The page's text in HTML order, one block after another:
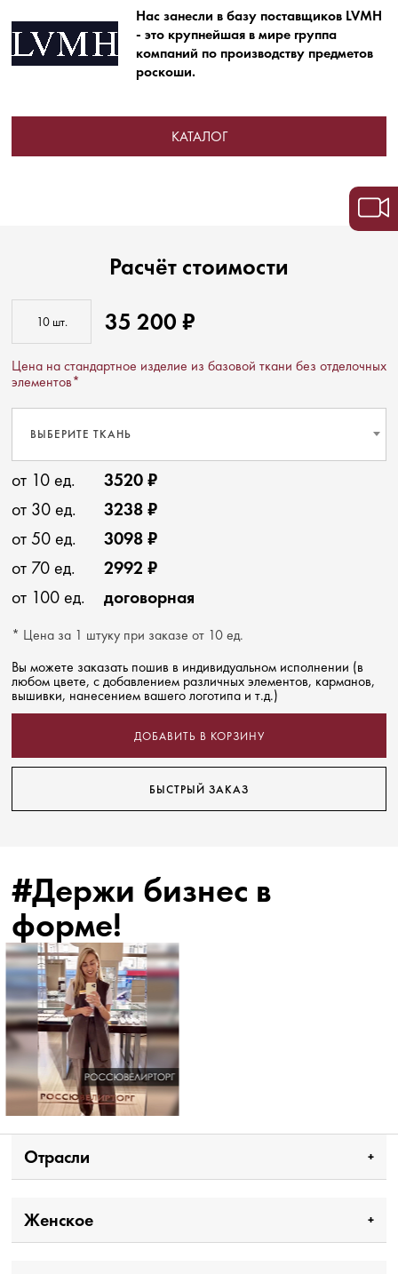
Нас занесли в базу поставщиков LVMH
- это крупнейшая в мире группа
компаний по производству предметов
роскоши.
КАТАЛОГ
Расчёт стоимости
35 200 ₽
Цена на стандартное изделие из базовой ткани без отделочных
элементов*
ВЫБЕРИТЕ ТКАНЬ
от 10 ед.
3520 ₽
от 30 ед.
3238 ₽
от 50 ед.
3098 ₽
от 70 ед.
2992 ₽
от 100 ед.
договорная
* Цена за 1 штуку при заказе от 10 ед.
Вы можете заказать пошив в индивидуальном исполнении (в
любом цвете, с добавлением различных элементов, карманов,
вышивки, нанесением вашего логотипа и т.д.)
ДОБАВИТЬ В КОРЗИНУ
БЫСТРЫЙ ЗАКАЗ
#Держи бизнес в
форме!
Отрасли
Женское